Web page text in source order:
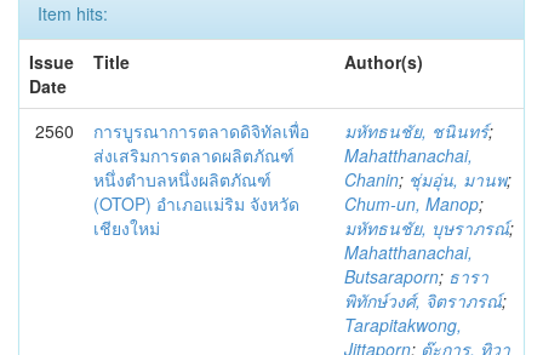
Item hits:
Issue
Date
Title Author(s)
2560
การบูรณาการตลาดดิจิทัลเพื่อ
ส่งเสริมการตลาดผลิตภัณฑ์
หนึ่งตำบลหนึ่งผลิตภัณฑ์
(OTOP) อำเภอแม่ริม จังหวัด
เชียงใหม่
มหัทธนชัย, ชนินทร์;
Mahatthanachai,
Chanin; ชุ่มอุ่น, มานพ;
Chum-un, Manop;
มหัทธนชัย, บุษราภรณ์;
Mahatthanachai,
Butsaraporn; ธารา
พิทักษ์วงศ์, จิตราภรณ์;
Tarapitakwong,
Jittaporn; ต๊ะการ, ทิวา